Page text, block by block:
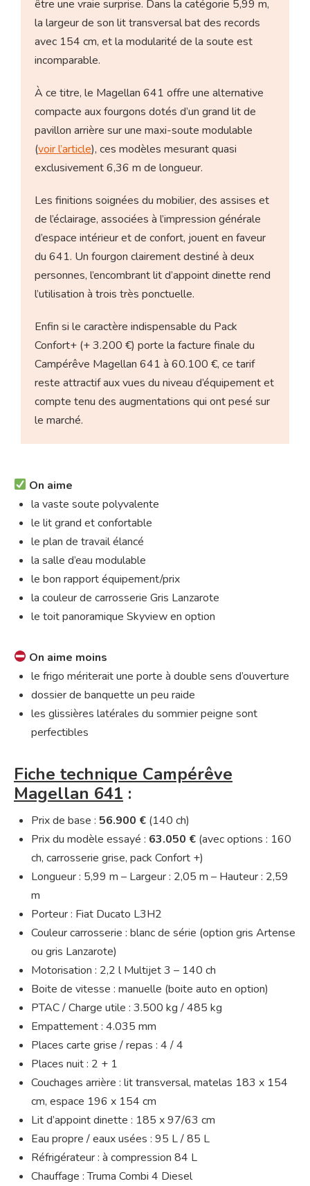
être une vraie surprise. Dans la catégorie 5,99 m,
la largeur de son lit transversal bat des records
avec 154 cm, et la modularité de la soute est
incomparable.
À ce titre, le Magellan 641 offre une alternative
compacte aux fourgons dotés d’un grand lit de
pavillon arrière sur une maxi-soute modulable
(voir l’article), ces modèles mesurant quasi
exclusivement 6,36 m de longueur.
Les finitions soignées du mobilier, des assises et
de l’éclairage, associées à l’impression générale
d’espace intérieur et de confort, jouent en faveur
du 641. Un fourgon clairement destiné à deux
personnes, l’encombrant lit d’appoint dinette rend
l’utilisation à trois très ponctuelle.
Enfin si le caractère indispensable du Pack
Confort+ (+ 3.200 €) porte la facture finale du
Campérêve Magellan 641 à 60.100 €, ce tarif
reste attractif aux vues du niveau d’équipement et
compte tenu des augmentations qui ont pesé sur
le marché.
On aime
la vaste soute polyvalente
le lit grand et confortable
le plan de travail élancé
la salle d’eau modulable
le bon rapport équipement/prix
la couleur de carrosserie Gris Lanzarote
le toit panoramique Skyview en option
On aime moins
le frigo mériterait une porte à double sens d’ouverture
dossier de banquette un peu raide
les glissières latérales du sommier peigne sont
perfectibles
Fiche technique Campérêve
Magellan 641 :
Prix de base : 56.900 € (140 ch)
Prix du modèle essayé : 63.050 € (avec options : 160
ch, carrosserie grise, pack Confort +)
Longueur : 5,99 m – Largeur : 2,05 m – Hauteur : 2,59
m
Porteur : Fiat Ducato L3H2
Couleur carrosserie : blanc de série (option gris Artense
ou gris Lanzarote)
Motorisation : 2,2 l Multijet 3 – 140 ch
Boite de vitesse : manuelle (boite auto en option)
PTAC / Charge utile : 3.500 kg / 485 kg
Empattement : 4.035 mm
Places carte grise / repas : 4 / 4
Places nuit : 2 + 1
Couchages arrière : lit transversal, matelas 183 x 154
cm, espace 196 x 154 cm
Lit d’appoint dinette : 185 x 97/63 cm
Eau propre / eaux usées : 95 L / 85 L
Réfrigérateur : à compression 84 L
Chauffage : Truma Combi 4 Diesel